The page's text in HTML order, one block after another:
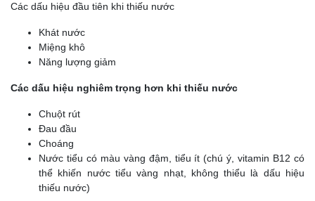
Các dấu hiệu đầu tiên khi thiếu nước
Khát nước
Miệng khô
Năng lượng giảm
Các dấu hiệu nghiêm trọng hơn khi thiếu nước
Chuột rút
Đau đầu
Choáng
Nước tiểu có màu vàng đậm, tiểu ít (chú ý, vitamin B12 có
thể khiến nước tiểu vàng nhạt, không thiểu là dấu hiệu
thiếu nước)